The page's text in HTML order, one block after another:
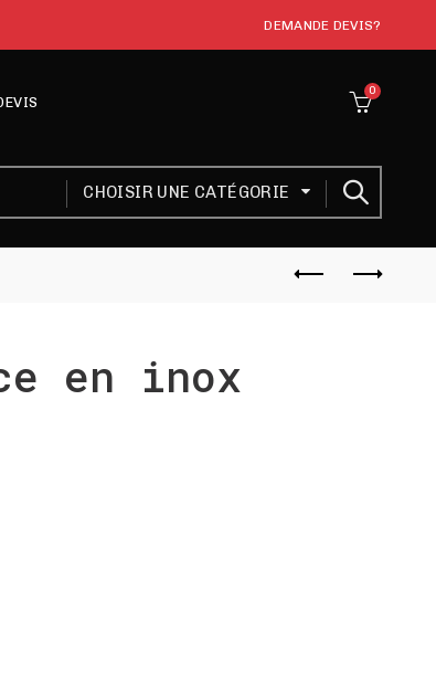
DEMANDE DEVIS?
0
CHOISIR UNE CATÉGORIE
en inox